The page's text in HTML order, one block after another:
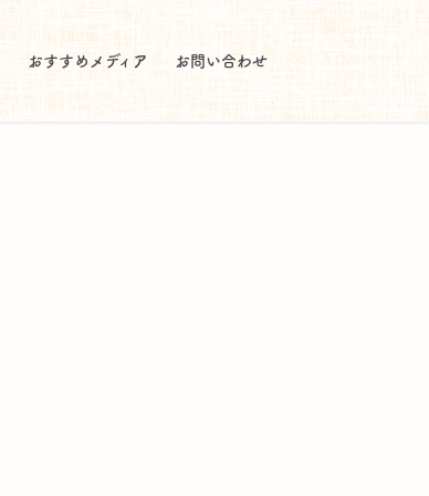
おすすめメディア お問い合わせ